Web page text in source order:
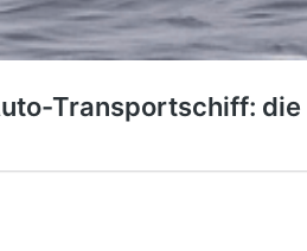
Transportschiff: